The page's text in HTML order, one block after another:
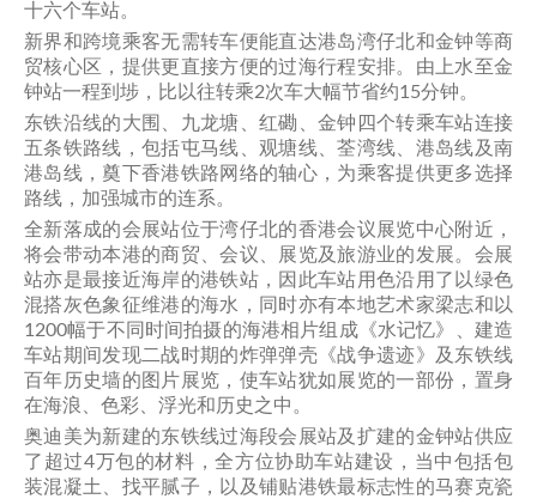
十六个车站。
新界和跨境乘客无需转车便能直达港岛湾仔北和金钟等商
贸核心区，提供更直接方便的过海行程安排。由上水至金
钟站一程到埗，比以往转乘2次车大幅节省约15分钟。
东铁沿线的大围、九龙塘、红磡、金钟四个转乘车站连接
五条铁路线，包括屯马线、观塘线、荃湾线、港岛线及南
港岛线，奠下香港铁路网络的轴心，为乘客提供更多选择
路线，加强城市的连系。
全新落成的会展站位于湾仔北的香港会议展览中心附近，
将会带动本港的商贸、会议、展览及旅游业的发展。会展
站亦是最接近海岸的港铁站，因此车站用色沿用了以绿色
混搭灰色象征维港的海水，同时亦有本地艺术家梁志和以
1200幅于不同时间拍摄的海港相片组成《水记忆》、建造
车站期间发现二战时期的炸弹弹壳《战争遗迹》及东铁线
百年历史墙的图片展览，使车站犹如展览的一部份，置身
在海浪、色彩、浮光和历史之中。
奥迪美为新建的东铁线过海段会展站及扩建的金钟站供应
了超过4万包的材料，全方位协助车站建设，当中包括包
装混凝土、找平腻子，以及铺贴港铁最标志性的马赛克瓷